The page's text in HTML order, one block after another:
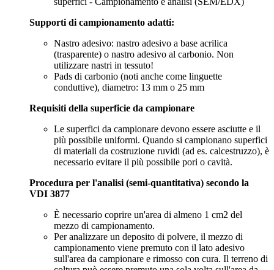
Supporti di campionamento adatti:
Nastro adesivo: nastro adesivo a base acrilica
(trasparente) o nastro adesivo al carbonio. Non
utilizzare nastri in tessuto!
Pads di carbonio (noti anche come linguette
conduttive), diametro: 13 mm o 25 mm
Requisiti della superficie da campionare
Le superfici da campionare devono essere asciutte e il
più possibile uniformi. Quando si campionano superfici
di materiali da costruzione ruvidi (ad es. calcestruzzo), è
necessario evitare il più possibile pori o cavità.
Procedura per l'analisi (semi-quantitativa) secondo la
VDI 3877
È necessario coprire un'area di almeno 1 cm2 del
mezzo di campionamento.
Per analizzare un deposito di polvere, il mezzo di
campionamento viene premuto con il lato adesivo
sull'area da campionare e rimosso con cura. Il terreno di